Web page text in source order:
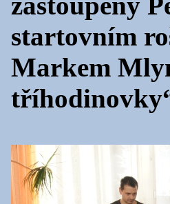
startovním
Markem